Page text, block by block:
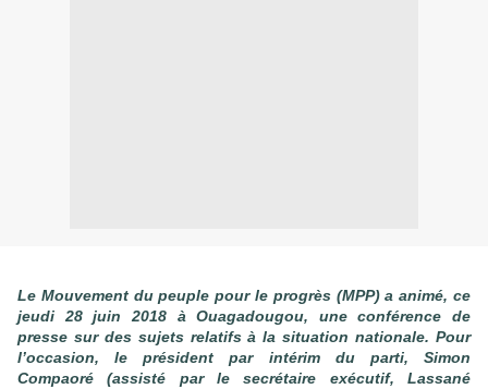
Le Mouvement du peuple pour le progrès (MPP) a animé, ce
jeudi 28 juin 2018 à Ouagadougou, une conférence de
presse sur des sujets relatifs à la situation nationale. Pour
l’occasion, le président par intérim du parti, Simon
Compaoré (assisté par le secrétaire exécutif, Lassané